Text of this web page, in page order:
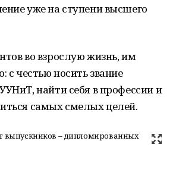
уже на ступени высшего
во взрослую жизнь, им
с честью носить звание
найти себя в профессии и
самых смелых целей.
выпускников – дипломированных